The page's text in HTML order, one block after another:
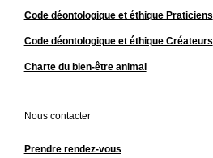
Code déontologique et éthique Praticiens
Code déontologique et éthique Créateurs
Charte du bien-être animal
Nous contacter
Prendre rendez-vous